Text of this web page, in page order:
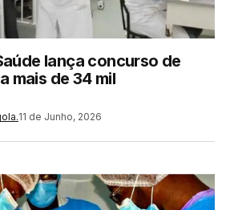
lança concurso de
mais de 34 mil
11 de Junho, 2026